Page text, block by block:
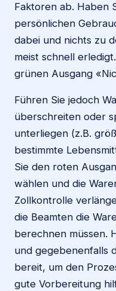
Faktoren ab. Haben
persönlichen
dabei und nichts zu
meist schnell
grünen Ausgang
Führen Sie jedoch
überschreiten oder
unterliegen (z.B.
bestimmte
Sie den roten
wählen und die
Zollkontrolle
die Beamten die
berechnen müssen.
und gegebenenfalls
bereit, um den
gute Vorbereitung